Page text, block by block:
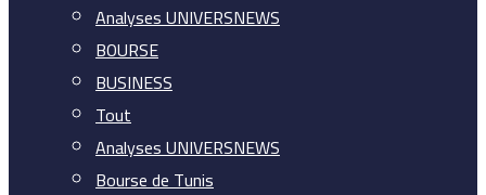
Analyses UNIVERSNEWS
BOURSE
BUSINESS
Tout
Analyses UNIVERSNEWS
Bourse de Tunis